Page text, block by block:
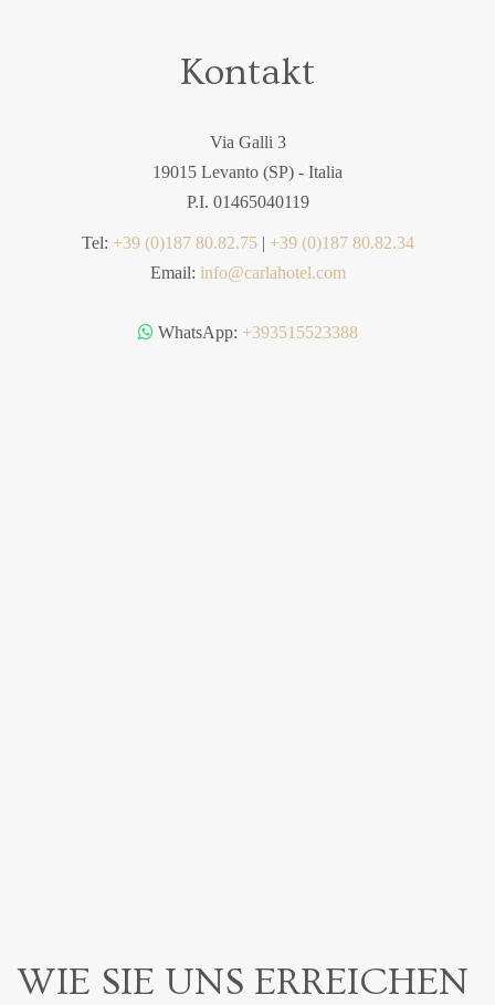
Kontakt
Via Galli 3
19015 Levanto (SP) - Italia
P.I. 01465040119
Tel: +39 (0)187 80.82.75 | +39 (0)187 80.82.34
Email: info@carlahotel.com
WhatsApp: +393515523388
WIE SIE UNS ERREICHEN